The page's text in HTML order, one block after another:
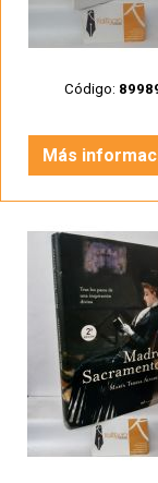
Código:
Más